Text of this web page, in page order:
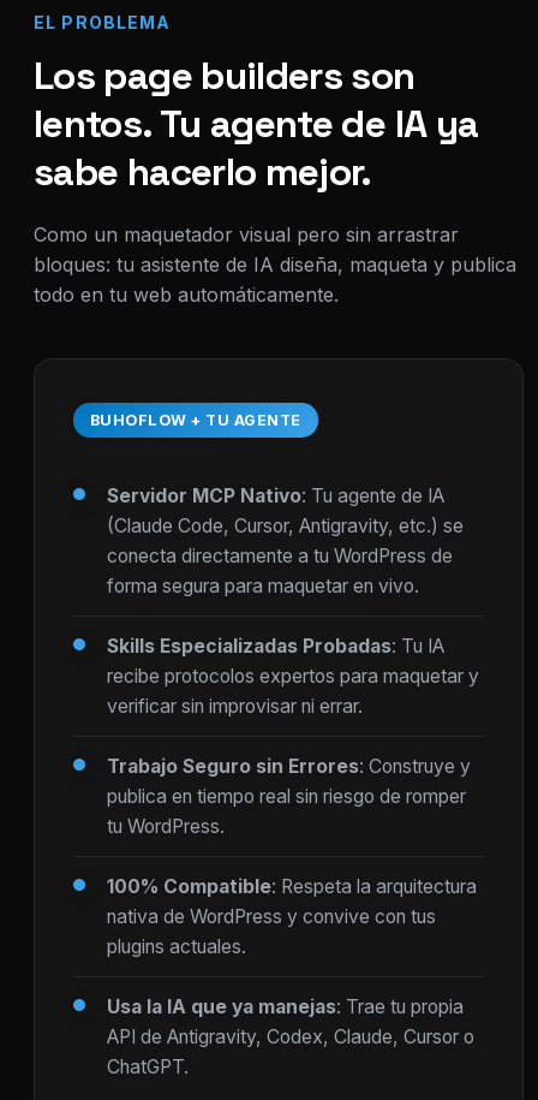
EL PROBLEMA
Los page builders son
lentos. Tu agente de IA ya
sabe hacerlo mejor.
Como un maquetador visual pero sin arrastrar
bloques: tu asistente de IA diseña, maqueta y publica
todo en tu web automáticamente.
BUHOFLOW + TU AGENTE
Servidor MCP Nativo: Tu agente de IA
(Claude Code, Cursor, Antigravity, etc.) se
conecta directamente a tu WordPress de
forma segura para maquetar en vivo.
Skills Especializadas Probadas: Tu IA
recibe protocolos expertos para maquetar y
verificar sin improvisar ni errar.
Trabajo Seguro sin Errores: Construye y
publica en tiempo real sin riesgo de romper
tu WordPress.
100% Compatible: Respeta la arquitectura
nativa de WordPress y convive con tus
plugins actuales.
Usa la IA que ya manejas: Trae tu propia
API de Antigravity, Codex, Claude, Cursor o
ChatGPT.